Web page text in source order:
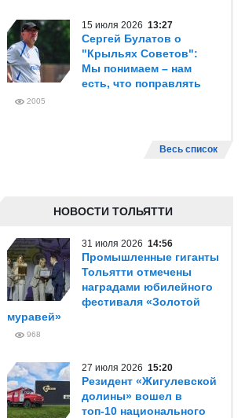
15 июля 2026 13:27
Сергей Булатов о
"Крыльях Советов":
Мы понимаем – нам
есть, что поправлять
2005
Весь список
НОВОСТИ ТОЛЬЯТТИ
31 июля 2026 14:56
Промышленные гиганты
Тольятти отмечены
наградами юбилейного
фестиваля «Золотой
муравей»
968
27 июля 2026 15:20
Резидент «Жигулевской
долины» вошел в
топ-10 национального